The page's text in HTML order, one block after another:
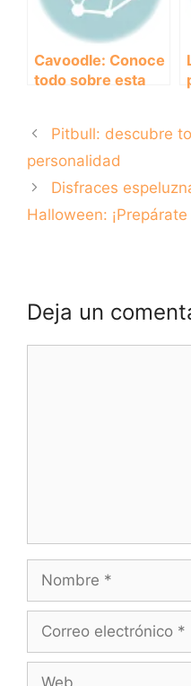
Cavoodle: Conoce
todo sobre esta
Pitbull: descubre
personalidad
Disfraces
Halloween:
Deja un